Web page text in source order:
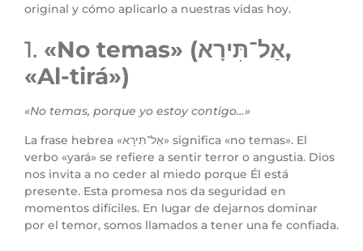
original y cómo aplicarlo a nuestras vidas hoy.
1. «No temas» (אַל־תִּירָא,
«Al-tirá»)
«No temas, porque yo estoy contigo…»
La frase hebrea «אַל־תִּירָא» significa «no temas». El
verbo «yará» se refiere a sentir terror o angustia. Dios
nos invita a no ceder al miedo porque Él está
presente. Esta promesa nos da seguridad en
momentos difíciles. En lugar de dejarnos dominar
por el temor, somos llamados a tener una fe confiada.